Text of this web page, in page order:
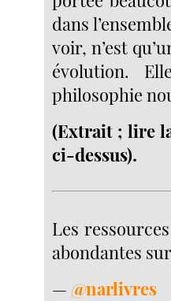
dans
voir, n’est
évolution.
philosophie
(Extrait ; lire
ci-dessus).
Les
abondantes
— @narlivres